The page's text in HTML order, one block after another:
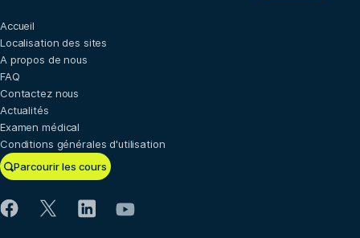
Parcourir les cours
Accueil
Localisation des sites
A propos de nous
FAQ
Contactez nous
Actualités
Examen médical
Conditions générales d'utilisation